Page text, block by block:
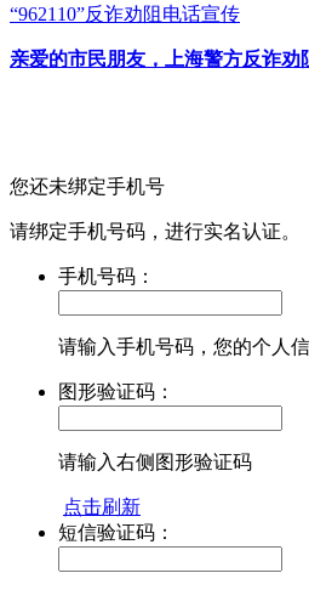
“962110”反诈劝阻电话宣传
亲爱的市民朋友，上海警方反诈劝
您还未绑定手机号
请绑定手机号码，进行实名认证。
手机号码：
请输入手机号码，您的个人
图形验证码：
请输入右侧图形验证码
点击刷新
短信验证码：